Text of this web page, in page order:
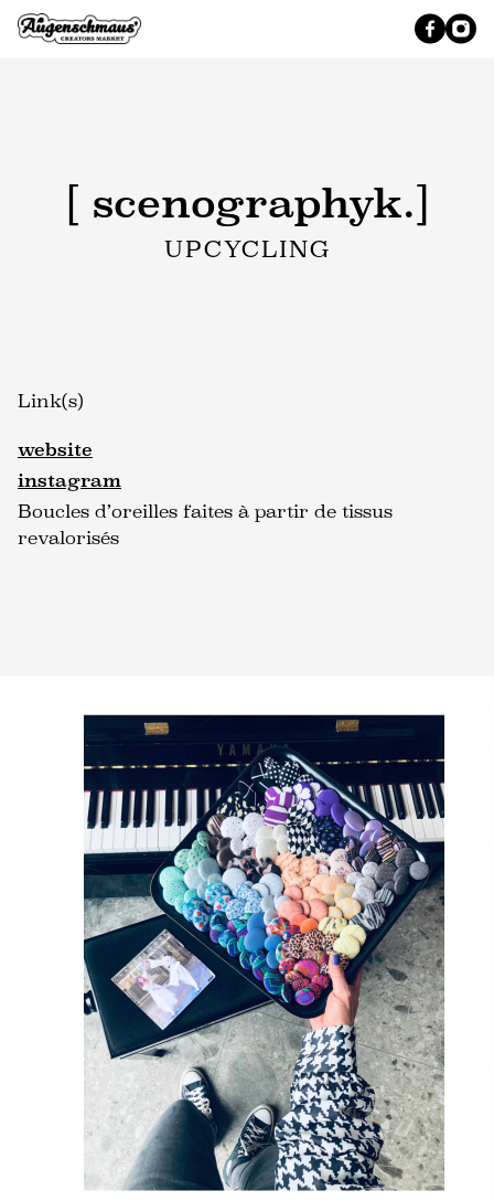
[ scenographyk.]
UPCYCLING
Link(s)
website
instagram
Boucles d’oreilles faites à partir de tissus
revalorisés